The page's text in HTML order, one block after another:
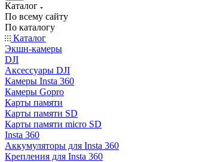
Каталог
По всему сайту
По каталогу
Каталог
Экшн-камеры
DJI
Аксессуары DJI
Камеры Insta 360
Камеры Gopro
Карты памяти
Карты памяти SD
Карты памяти micro SD
Insta 360
Аккумуляторы для Insta 360
Крепления для Insta 360